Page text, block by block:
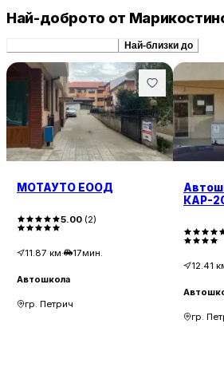
Най-доброто от
Най-близки до
МОТАУТО ЕООД
5.00 (2)
11.87 км· 17мин.
Автошкола
гр. Петрич
КАР-
12.41
гр.